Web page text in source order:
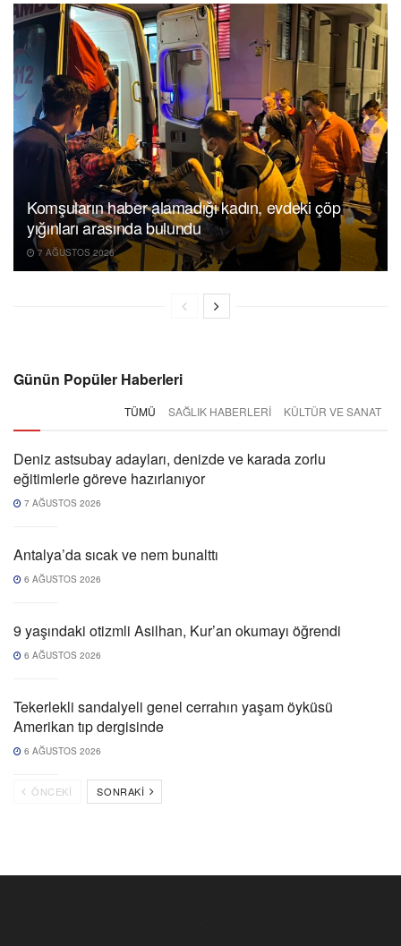
Komşuların haber alamadığı kadın, evdeki çöp
yığınları arasında bulundu
7 AĞUSTOS 2026
Günün Popüler Haberleri
TÜMÜ SAĞLIK HABERLERI KÜLTÜR VE SANAT
Deniz astsubay adayları, denizde ve karada zorlu
eğitimlerle göreve hazırlanıyor
7 AĞUSTOS 2026
Antalya’da sıcak ve nem bunalttı
6 AĞUSTOS 2026
9 yaşındaki otizmli Asilhan, Kur’an okumayı öğrendi
6 AĞUSTOS 2026
Tekerlekli sandalyeli genel cerrahın yaşam öyküsü
Amerikan tıp dergisinde
6 AĞUSTOS 2026
ÖNCEKI SONRAKI